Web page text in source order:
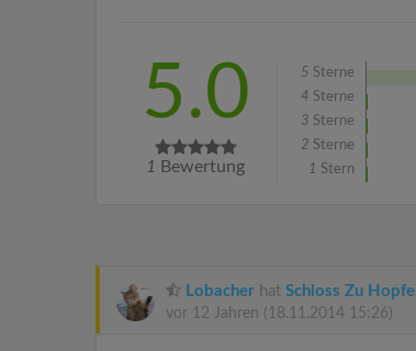
5.0
1 Bewertung
5 Sterne
4 Sterne
3 Sterne
2 Sterne
1 Stern
Lobacher hat Schloss Zu
vor 12 Jahren (18.11.2014 15:26)